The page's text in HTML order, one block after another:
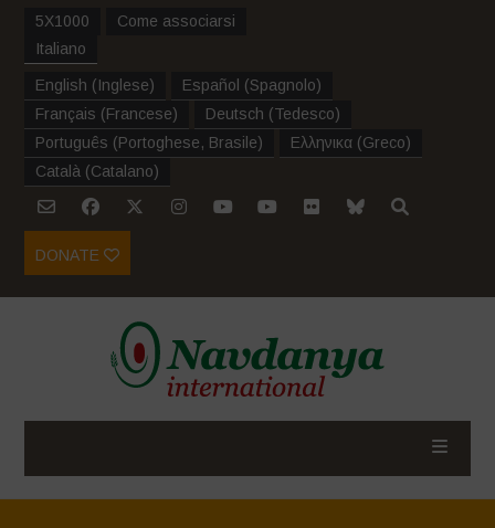
5X1000
Come associarsi
Italiano
English (Inglese) Español (Spagnolo)
Français (Francese) Deutsch (Tedesco)
Português (Portoghese, Brasile) Ελληνικα (Greco)
Català (Catalano)
DONATE